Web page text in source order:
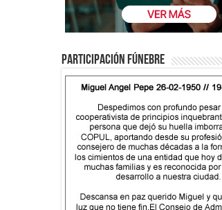
Participación fúnebre